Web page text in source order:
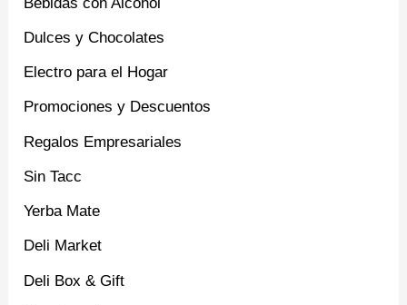
Dulces y Chocolates
Electro para el Hogar
Promociones y Descuentos
Regalos Empresariales
Sin Tacc
Yerba Mate
Deli Market
Deli Box & Gift